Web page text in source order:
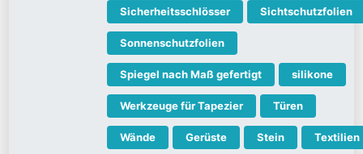
Sicherheitsschlösser Sichtschutzfolien
Sonnenschutzfolien
Spiegel nach Maß gefertigt silikone
Werkzeuge für Tapezier Türen
Wände Gerüste Stein Textilien